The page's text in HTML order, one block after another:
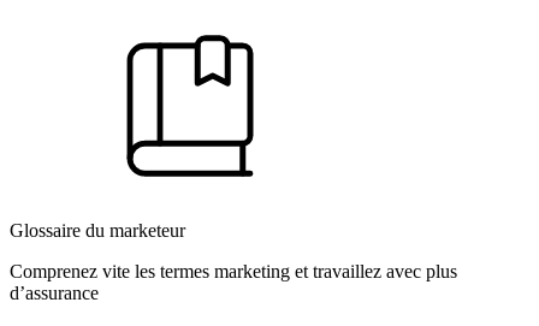
Glossaire du marketeur
Comprenez vite les termes marketing et travaillez avec plus
d’assurance